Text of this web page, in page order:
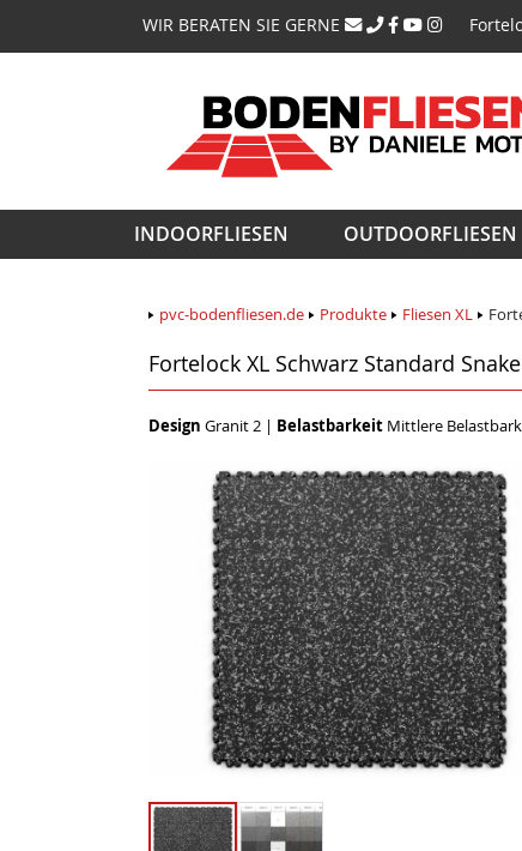
WIR BERATEN SIE GERNE
Navigation
überspringen
INDOORFLIESEN OUTDOORFLIESEN
pvc-bodenfliesen.de Produkte Fliesen XL
Fortelock XL Schwarz Standard
Design Granit 2 | Belastbarkeit Mittlere